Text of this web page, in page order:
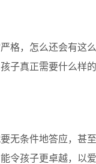
，怎么还会有这
子真正需要什么样
条件地答应，甚
令孩子更卓越，以